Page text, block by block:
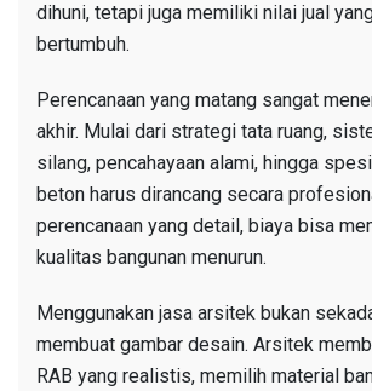
dihuni, tetapi juga memiliki nilai jual
bertumbuh.
Perencanaan yang matang sangat
akhir. Mulai dari strategi tata ruang,
silang, pencahayaan alami, hingga
beton harus dirancang secara
perencanaan yang detail, biaya bisa
kualitas bangunan menurun.
Menggunakan jasa arsitek bukan
membuat gambar desain. Arsitek
RAB yang realistis, memilih material